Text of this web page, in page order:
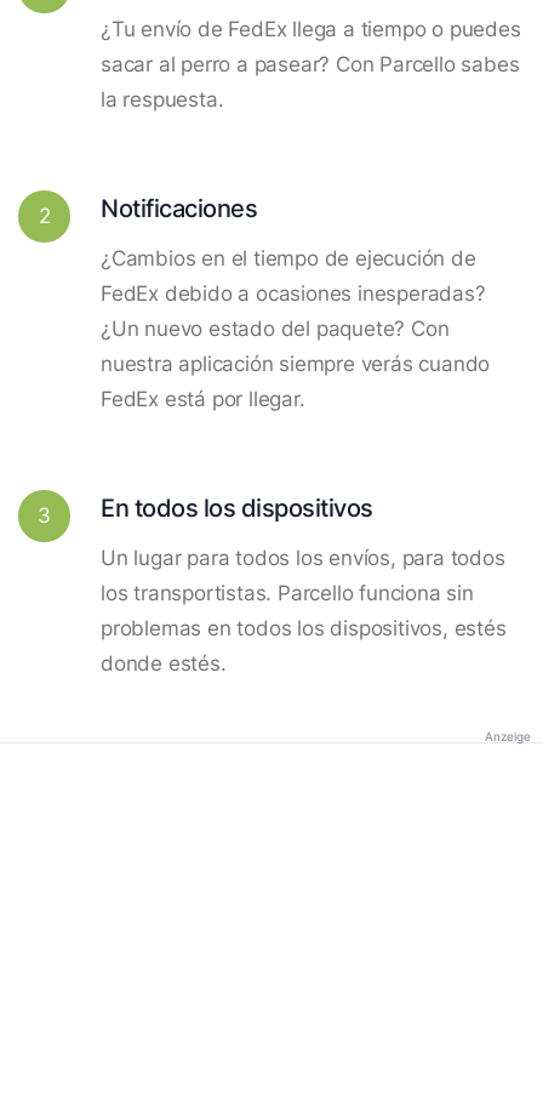
¿Tu envío de FedEx llega a tiempo o puedes
sacar al perro a pasear? Con Parcello sabes
la respuesta.
2 Notificaciones
¿Cambios en el tiempo de ejecución de
FedEx debido a ocasiones inesperadas?
¿Un nuevo estado del paquete? Con
nuestra aplicación siempre verás cuando
FedEx está por llegar.
3 En todos los dispositivos
Un lugar para todos los envíos, para todos
los transportistas. Parcello funciona sin
problemas en todos los dispositivos, estés
donde estés.
Anzeige